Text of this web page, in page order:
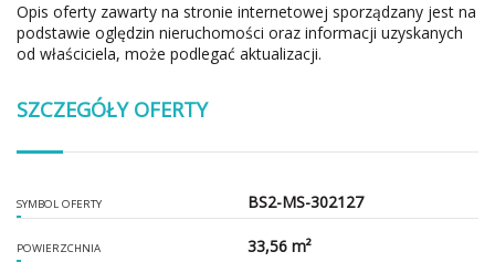
Opis oferty zawarty na stronie internetowej sporządzany jest na
podstawie oględzin nieruchomości oraz informacji uzyskanych
od właściciela, może podlegać aktualizacji.
SZCZEGÓŁY OFERTY
SYMBOL OFERTY BS2-MS-302127
POWIERZCHNIA 33,56 m²